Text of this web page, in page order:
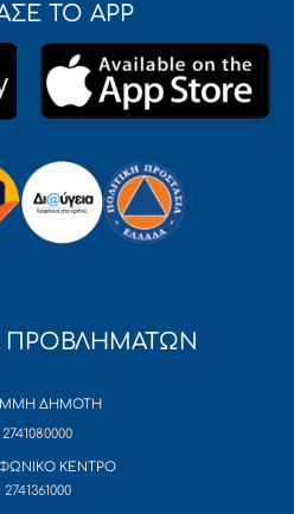
ΤΟ APP
ΔΗΜΟΤΗ
2741080000
ΚΕΝΤΡΟ
2741361000